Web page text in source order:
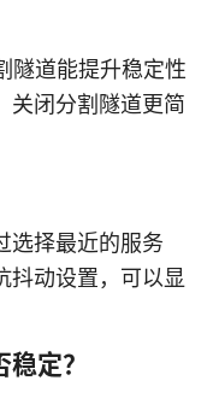
隧道能提升稳定性
关闭分割隧道更简
选择最近的服务
抖动设置，可以显
定？